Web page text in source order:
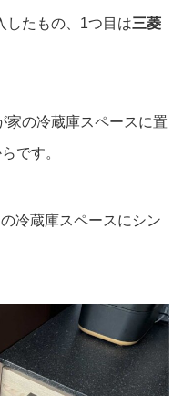
したもの、1つ目は三菱
家の冷蔵庫スペースに置
です。
冷蔵庫スペースにシン